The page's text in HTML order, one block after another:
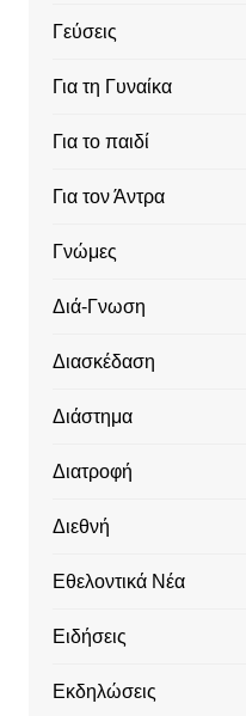
Γεύσεις
Για τη Γυναίκα
Για το παιδί
Για τον Άντρα
Γνώμες
Διά-Γνωση
Διασκέδαση
Διάστημα
Διατροφή
Διεθνή
Εθελοντικά Νέα
Ειδήσεις
Εκδηλώσεις